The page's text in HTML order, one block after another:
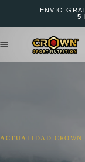
ENVÍO
5
ACTUALIDAD CROWN